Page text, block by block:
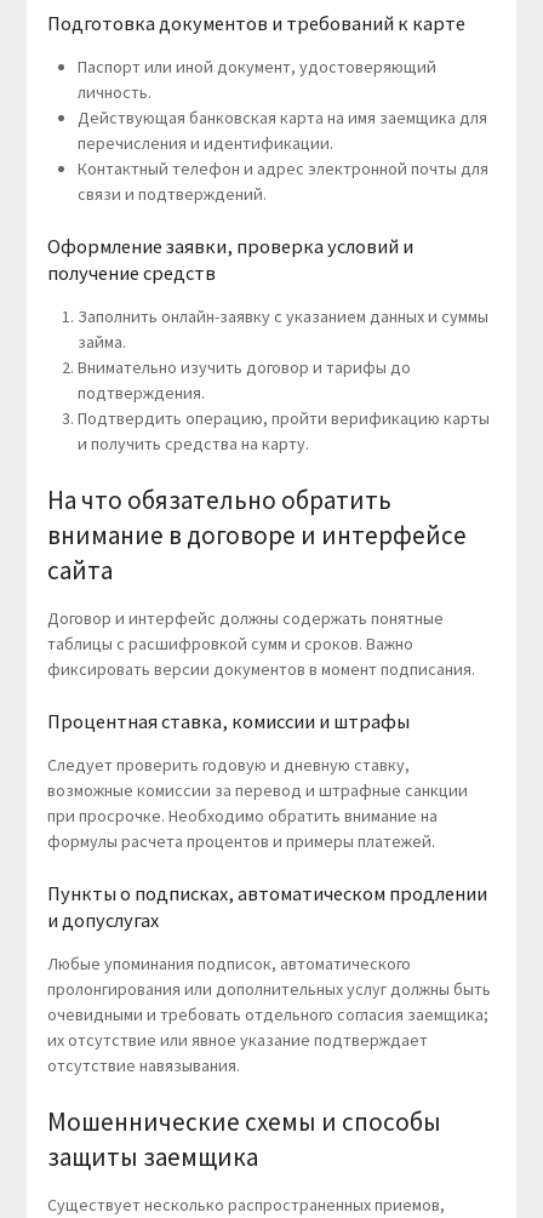
Подготовка документов и требований к карте
Паспорт или иной документ, удостоверяющий
личность.
Действующая банковская карта на имя заемщика для
перечисления и идентификации.
Контактный телефон и адрес электронной почты для
связи и подтверждений.
Оформление заявки, проверка условий и
получение средств
Заполнить онлайн-заявку с указанием данных и суммы
займа.
Внимательно изучить договор и тарифы до
подтверждения.
Подтвердить операцию, пройти верификацию карты
и получить средства на карту.
На что обязательно обратить
внимание в договоре и интерфейсе
сайта
Договор и интерфейс должны содержать понятные
таблицы с расшифровкой сумм и сроков. Важно
фиксировать версии документов в момент подписания.
Процентная ставка, комиссии и штрафы
Следует проверить годовую и дневную ставку,
возможные комиссии за перевод и штрафные санкции
при просрочке. Необходимо обратить внимание на
формулы расчета процентов и примеры платежей.
Пункты о подписках, автоматическом продлении
и допуслугах
Любые упоминания подписок, автоматического
пролонгирования или дополнительных услуг должны быть
очевидными и требовать отдельного согласия заемщика;
их отсутствие или явное указание подтверждает
отсутствие навязывания.
Мошеннические схемы и способы
защиты заемщика
Существует несколько распространенных приемов,